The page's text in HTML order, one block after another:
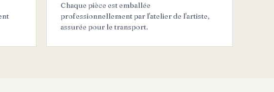
Chaque pièce est emballée
professionnellement par l'atelier de l'artiste,
assurée pour le transport.